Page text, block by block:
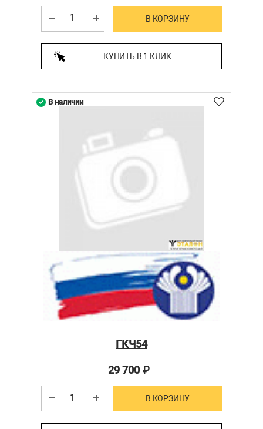
В КОРЗИНУ
КУПИТЬ В 1 КЛИК
ГКЧ54
29 700₽
В КОРЗИНУ
В наличии